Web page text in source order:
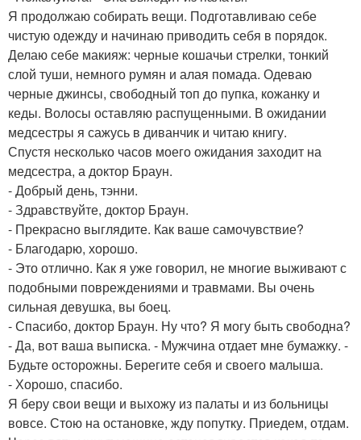
Я продолжаю собирать вещи. Подготавливаю себе
чистую одежду и начинаю приводить себя в порядок.
Делаю себе макияж: черные кошачьи стрелки, тонкий
слой туши, немного румян и алая помада. Одеваю
черные джинсы, свободный топ до пупка, кожанку и
кеды. Волосы оставляю распущенными. В ожидании
медсестры я сажусь в диванчик и читаю книгу.
Спустя несколько часов моего ожидания заходит на
медсестра, а доктор Браун.
- Добрый день, тэнни.
- Здравствуйте, доктор Браун.
- Прекрасно выглядите. Как ваше самочувствие?
- Благодарю, хорошо.
- Это отлично. Как я уже говорил, не многие выживают с
подобными повреждениями и травмами. Вы очень
сильная девушка, вы боец.
- Спасибо, доктор Браун. Ну что? Я могу быть свободна?
- Да, вот ваша выписка. - Мужчина отдает мне бумажку. -
Будьте осторожны. Берегите себя и своего малыша.
- Хорошо, спасибо.
Я беру свои вещи и выхожу из палаты и из больницы
вовсе. Стою на остановке, жду попутку. Приедем, отдам.